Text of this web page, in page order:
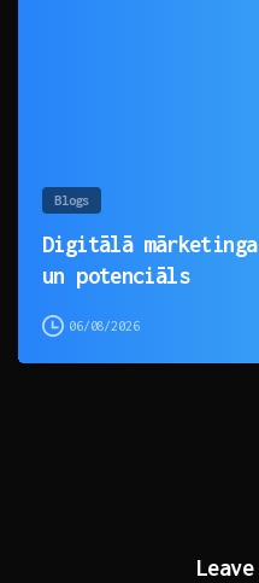
Blogs
Digitālā
un potenciāls
06/08/2026